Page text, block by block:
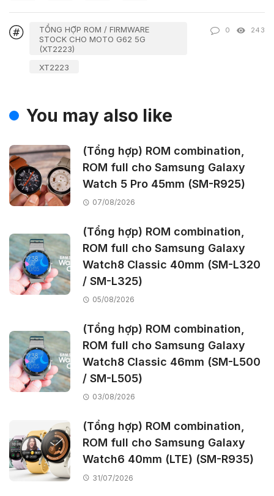
TỔNG HỢP ROM / FIRMWARE
STOCK CHO MOTO G62 5G
(XT2223)
XT2223
0 243
You may also like
(Tổng hợp) ROM combination,
ROM full cho Samsung Galaxy
Watch 5 Pro 45mm (SM-R925)
07/08/2026
(Tổng hợp) ROM combination,
ROM full cho Samsung Galaxy
Watch8 Classic 40mm (SM-L320
/ SM-L325)
05/08/2026
(Tổng hợp) ROM combination,
ROM full cho Samsung Galaxy
Watch8 Classic 46mm (SM-L500
/ SM-L505)
03/08/2026
(Tổng hợp) ROM combination,
ROM full cho Samsung Galaxy
Watch6 40mm (LTE) (SM-R935)
31/07/2026